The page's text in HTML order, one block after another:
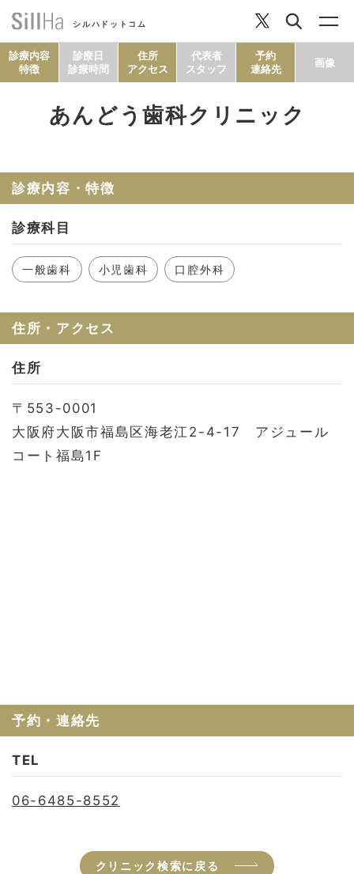
シルハドットコム
セルフチェック
診療内容
特徴
診療日
診療時間
住所
アクセス
代表者
スタッフ
予約
連絡先
画像
あんどう歯科クリニック
診療内容・特徴
診療科目
一般歯科 小児歯科 口腔外科
住所・アクセス
住所
〒553-0001
大阪府大阪市福島区海老江2-4-17 アジュール
コート福島1F
予約・連絡先
TEL
06-6485-8552
クリニック検索に戻る